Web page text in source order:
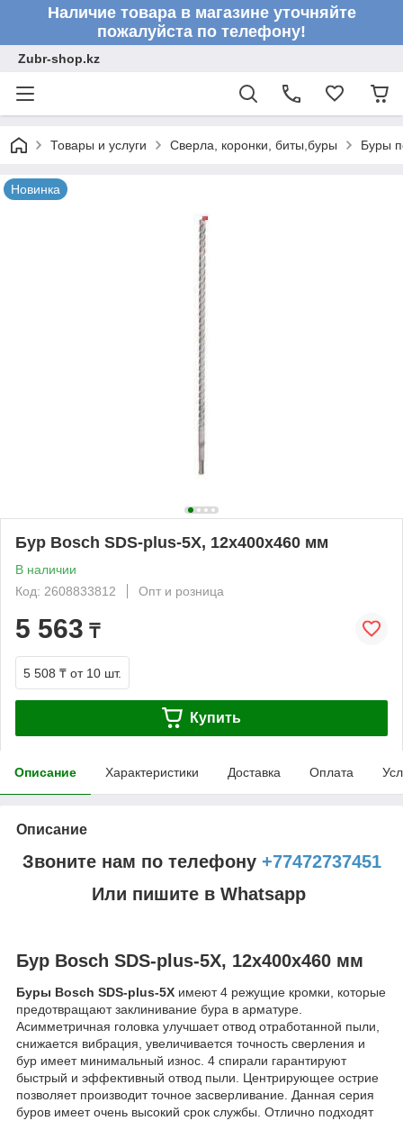
Наличие товара в магазине уточняйте
пожалуйста по телефону!
Zubr-shop.kz
Товары и услуги Сверла, коронки, биты,буры Буры
Новинка
Бур Bosch SDS-plus-5X, 12x400x460 мм
В наличии
Код: 2608833812
Опт и розница
5 563 ₸
5 508 ₸ от 10 шт.
Купить
Описание Характеристики Доставка Оплата
Описание
Звоните нам по телефону +77472737451
Или пишите в Whatsapp
Бур Bosch SDS-plus-5X, 12x400x460 мм
Буры Bosch SDS-plus-5X имеют 4 режущие кромки, которые
предотвращают заклинивание бура в арматуре.
Асимметричная головка улучшает отвод отработанной пыли,
снижается вибрация, увеличивается точность сверления и
бур имеет минимальный износ. 4 спирали гарантируют
быстрый и эффективный отвод пыли. Центрирующее острие
позволяет производит точное засверливание. Данная серия
буров имеет очень высокий срок службы. Отлично подходят